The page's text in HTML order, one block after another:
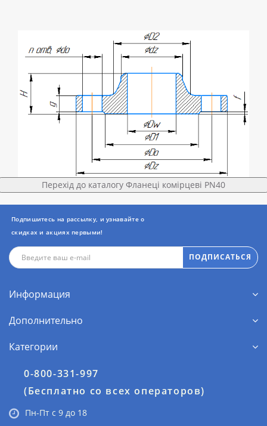
Перехід до каталогу Фланеці комірцеві PN40
Подпишитесь на рассылку, и узнавайте о
скидках и акциях первыми!
ПОДПИСАТЬСЯ
Информация
Дополнительно
Категории
0-800-331-997
(Бесплатно со всех операторов)
Пн-Пт с 9 до 18